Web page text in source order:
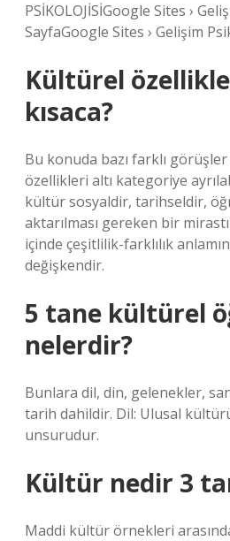
PSİKOLOJİSİGoogle Sites ›
SayfaGoogle Sites › Gelişim
Kültürel
kısaca?
Bu konuda bazı farklı
özellikleri altı kategoriye
kültür sosyaldir, tarihseldir,
aktarılması gereken bir
içinde çeşitlilik-farklılık
değişkendir.
5 tane kültürel
nelerdir?
Bunlara dil, din, gelenekler,
tarih dahildir. Dil: Ulusal
unsurudur.
Kültür nedir 3
Maddi kültür örnekleri